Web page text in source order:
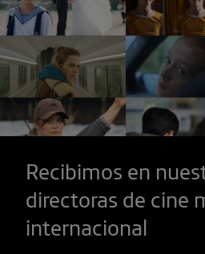
Recibimos en
directoras de cine
internacional